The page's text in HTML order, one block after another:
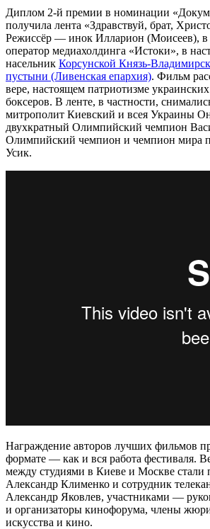
Диплом 2-й премии в номинации
получила лента «Здравствуй, брат,
Режиссёр — инок Илларион (Моисеев),
оператор медиахолдинга «Истоки», в
насельник Корсунской Князь-
пустыни (Ливенская епархия). Фильм
вере, настоящем патриотизме
боксеров. В ленте, в частности,
митрополит Киевский и всея Украины
двухкратный Олимпийский чемпион
Олимпийский чемпион и чемпион мира
Усик.
Награждение авторов лучших фильмов
формате — как и вся работа фестиваля.
между студиями в Киеве и Москве стали
Александр Клименко и сотрудник
Александр Яковлев, участниками —
и организаторы кинофорума, члены
искусства и кино.